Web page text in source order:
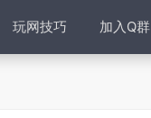
玩网技巧 加入Q群